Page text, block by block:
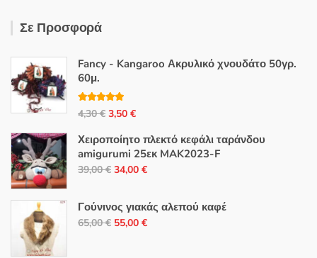
Σε Προσφορά
Fancy - Kangaroo Ακρυλικό χνουδάτο 50γρ.
60μ.
Βαθμολογή
θηκε με 5.00
4,30€ Original
was:
4,30 €.
3,50 €Η
τιμή
είναι:
Χειροποίητο πλεκτό κεφάλι ταράνδου
amigurumi 25εκ MAK2023-F
39,00€ Original
was:
39,00 €.
34,00 €Η
τιμή
είναι:
Γούνινος γιακάς αλεπού καφέ
65,00€ Original
55,00 €Η